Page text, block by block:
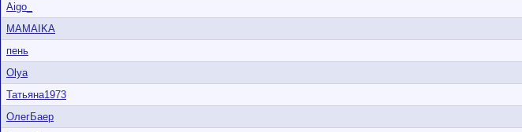
Aigo_
MAMAIKA
пень
Olya
Татьяна1973
ОлегБаер